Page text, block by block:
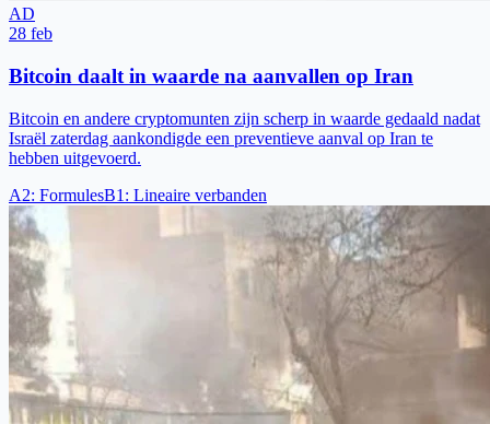
AD
28 feb
Bitcoin daalt in waarde na aanvallen op Iran
Bitcoin en andere cryptomunten zijn scherp in waarde gedaald nadat
Israël zaterdag aankondigde een preventieve aanval op Iran te
hebben uitgevoerd.
A2: FormulesB1 : Lineaire verbanden